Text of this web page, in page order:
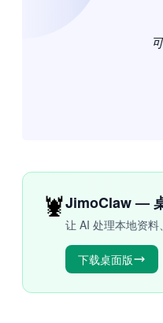
🦞JimoClaw —
让 AI 处理本地资料
下载桌面版